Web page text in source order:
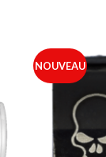
NOUVEAU